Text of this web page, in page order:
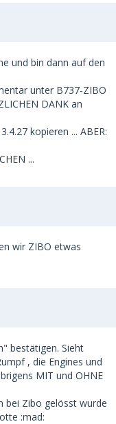
und bin dann auf den
unter B737-ZIBO
DANK an
kopieren ... ABER:
...
wir ZIBO etwas
bestätigen. Sieht
, die Engines und
MIT und OHNE
bei Zibo gelösst wurde
:mad: